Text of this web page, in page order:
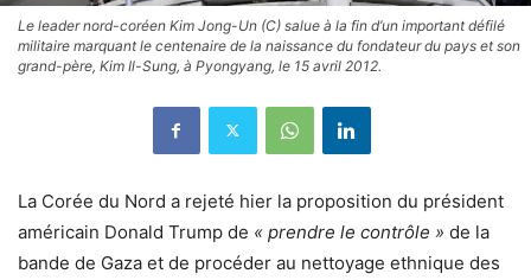
Le leader nord-coréen Kim Jong-Un (C) salue à la fin d’un important défilé
militaire marquant le centenaire de la naissance du fondateur du pays et son
grand-père, Kim Il-Sung, à Pyongyang, le 15 avril 2012.
La Corée du Nord a rejeté hier la proposition du président
américain Donald Trump de « prendre le contrôle » de la
bande de Gaza et de procéder au nettoyage ethnique des